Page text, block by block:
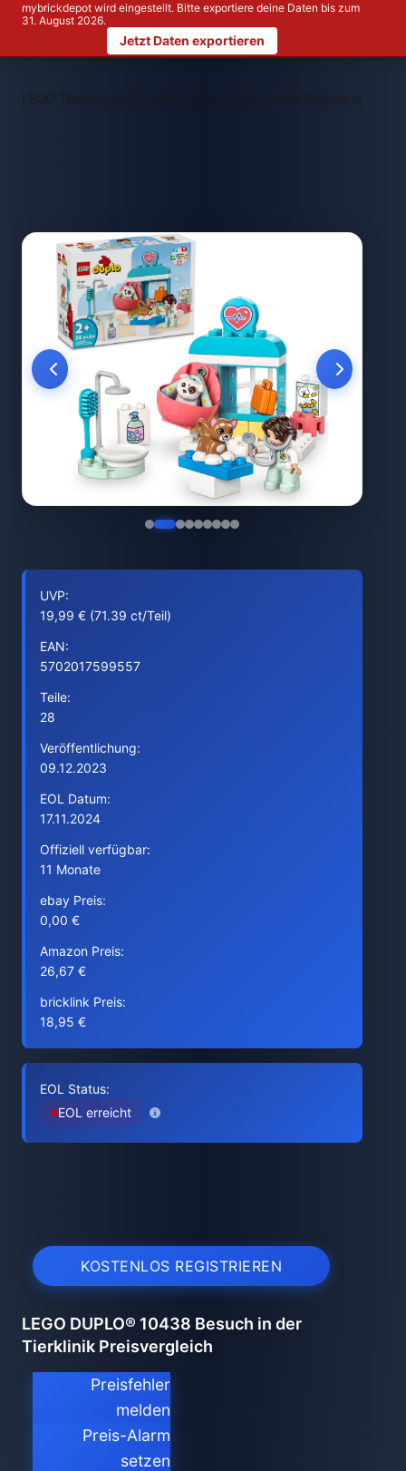
mybrickdepot wird eingestellt. Bitte exportiere deine Daten bis zum
31. August 2026.
Jetzt Daten exportieren
LEGO Themen > LEGO 10438 Besuch in der
UVP:
19,99 € (71.39 ct/Teil)
EAN:
5702017599557
Teile:
28
Veröffentlichung:
09.12.2023
EOL Datum:
17.11.2024
Offiziell verfügbar:
11 Monate
ebay Preis:
0,00 €
Amazon Preis:
26,67 €
bricklink Preis:
18,95 €
EOL Status:
EOL erreicht
KOSTENLOS REGISTRIEREN
LEGO DUPLO® 10438 Besuch in der
Tierklinik Preisvergleich
Preisfehler
melden
Preis-Alarm
setzen